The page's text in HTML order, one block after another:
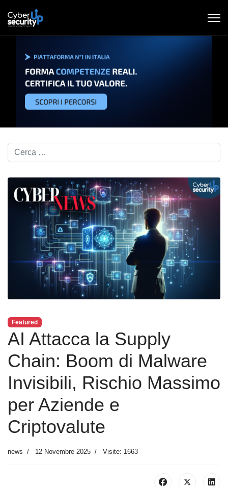
Cerca nel blog...
Featured
AI Attacca la Supply
Chain: Boom di Malware
Invisibili, Rischio Massimo
per Aziende e
Criptovalute
news 12 Novembre 2025 Visite: 1663